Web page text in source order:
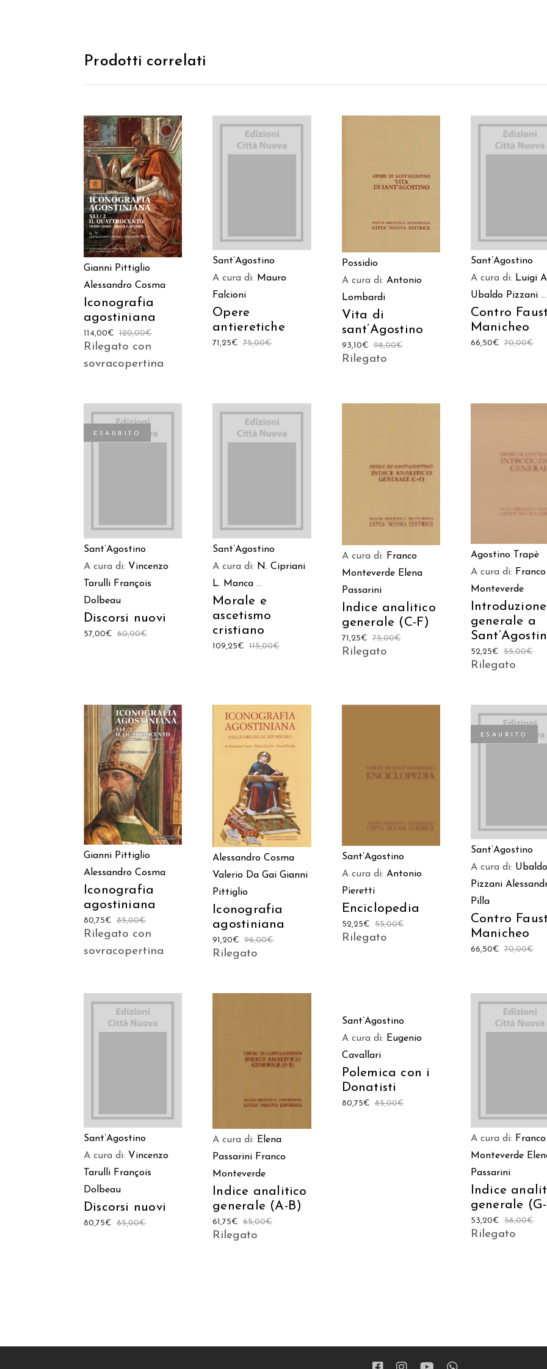
Prodotti correlati
AGGIUNGI AL
CARRELLO
Gianni Pittiglio
Alessandro Cosma
Iconografia
agostiniana
120,00€
114,00€
Rilegato con
sovracopertina
Sant’Agostino
A cura di: Mauro
Falcioni
Opere
antieretiche
75,00€
71,25€
AGGIUNGI AL
Possidio
A cura di: Antonio
Lombardi
Vita di
sant’Agostino
98,00€
93,10€
Rilegato
Sant’Agostino
A cura di: Luigi
Ubaldo Pizzani ...
Contro
Manicheo
70,00€
66,50€
ESAURITO
Sant’Agostino
A cura di: Vincenzo
Tarulli François
Dolbeau
Discorsi nuovi
60,00€
57,00€
Sant’Agostino
A cura di: N. Cipriani
L. Manca ...
Morale e
ascetismo
cristiano
115,00€
109,25€
AGGIUNGI AL
CARRELLO
A cura di: Franco
Monteverde Elena
Passarini
Indice analitico
generale (C-F)
75,00€
71,25€
Rilegato
AGGIUNGI AL
Agostino Trapè
A cura di: Franco
Monteverde
Introduzione
generale a
55,00€
52,25€
Rilegato
AGGIUNGI AL
CARRELLO
Gianni Pittiglio
Alessandro Cosma
Iconografia
agostiniana
85,00€
80,75€
Rilegato con
sovracopertina
AGGIUNGI AL
CARRELLO
Alessandro Cosma
Valerio Da Gai Gianni
Pittiglio
Iconografia
agostiniana
96,00€
91,20€
Rilegato
AGGIUNGI AL
Sant’Agostino
A cura di: Antonio
Pieretti
Enciclopedia
55,00€
52,25€
Rilegato
ESAURITO
Sant’Agostino
A cura di: Ubaldo
Pizzani
Pilla
Contro
Manicheo
70,00€
66,50€
Sant’Agostino
A cura di: Vincenzo
Tarulli François
Dolbeau
Discorsi nuovi
85,00€
80,75€
AGGIUNGI AL
CARRELLO
A cura di: Elena
Passarini Franco
Monteverde
Indice analitico
generale (A-B)
65,00€
61,75€
Rilegato
AGGIUNGI AL
CARRELLO
Sant’Agostino
A cura di: Eugenio
Cavallari
Polemica con i
Donatisti
85,00€
80,75€
A cura di: Franco
Monteverde
Passarini
Indice
generale
56,00€
53,20€
Rilegato